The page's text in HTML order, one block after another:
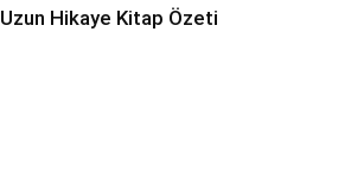
Uzun Hikaye Kitap Özeti